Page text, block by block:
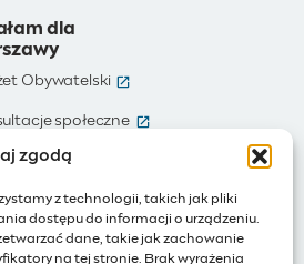
zgodą
z technologii, takich jak pliki
dostępu do informacji o urządzeniu.
dane, takie jak zachowanie
na tej stronie. Brak wyrażenia
oknie)
oknie)
się w nowym oknie)
w nowym oknie)
dla
Obywatelski
społeczne (otwiera się w
Warszawscy (otwiera się w